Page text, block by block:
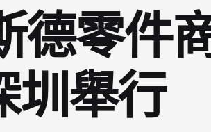
德零件
圳舉行